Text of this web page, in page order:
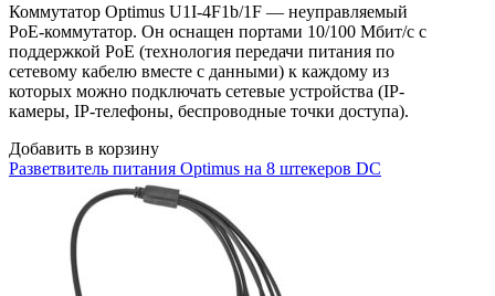
Коммутатор Optimus U1I-4F1b/1F — неуправляемый
PoE-коммутатор. Он оснащен портами 10/100 Мбит/с с
поддержкой PoE (технология передачи питания по
сетевому кабелю вместе с данными) к каждому из
которых можно подключать сетевые устройства (IP-
камеры, IP-телефоны, беспроводные точки доступа).
Добавить в корзину
Разветвитель питания Optimus на 8 штекеров DC